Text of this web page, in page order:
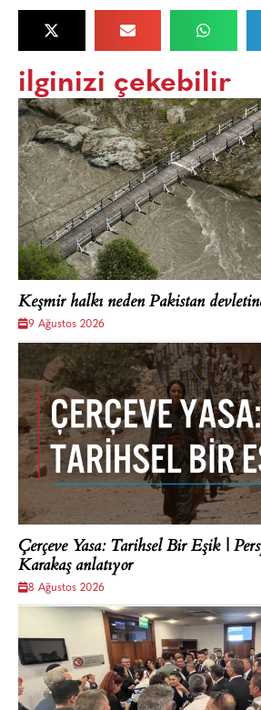
ilginizi çekebilir
Keşmir halkı neden Pakistan
9 Ağustos 2026
Çerçeve Yasa: Tarihsel Bir Eşik |
Karakaş anlatıyor
8 Ağustos 2026